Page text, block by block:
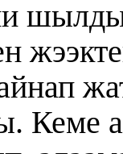
Кеме